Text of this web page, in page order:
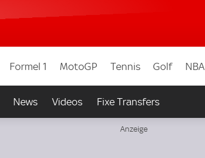
Formel 1 MotoGP Tennis Golf NBA
News Videos Fixe Transfers